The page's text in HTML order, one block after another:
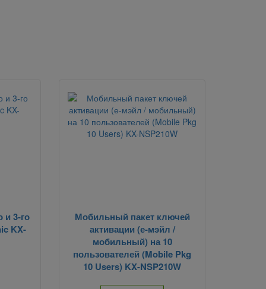
и 3-го
KX-
Мобильный пакет ключей
активации (е-мэйл /
мобильный) на 10
пользователей (Mobile Pkg
10 Users) KX-NSP210W